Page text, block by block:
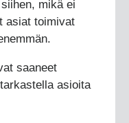
mikä ei
asiat toimivat
saaneet
asioita